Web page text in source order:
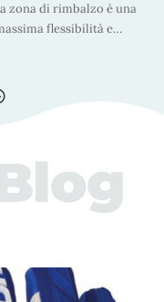
zona di rimbalzo è una
flessibilità e…